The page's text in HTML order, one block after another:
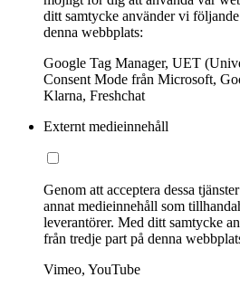
ditt samtycke använder vi
denna webbplats:
Google Tag Manager, UET
Consent Mode från Microsoft,
Klarna, Freshchat
Externt medieinnehåll
Genom att acceptera dessa
annat medieinnehåll som
leverantörer. Med ditt samtycke
från tredje part på denna
Vimeo, YouTube